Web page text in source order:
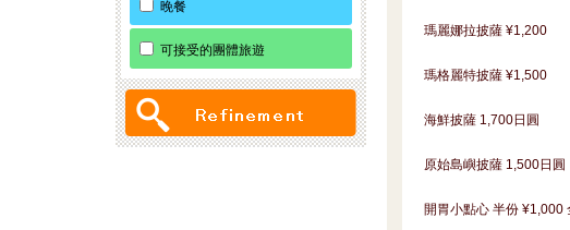
瑪麗娜拉披薩 ¥1,200
瑪格麗特披薩 ¥1,500
海鮮披薩 1,700日圓
原始島嶼披薩 1,500日圓
開胃小點心 半份 ¥1,000
晚餐
可接受的團體旅遊